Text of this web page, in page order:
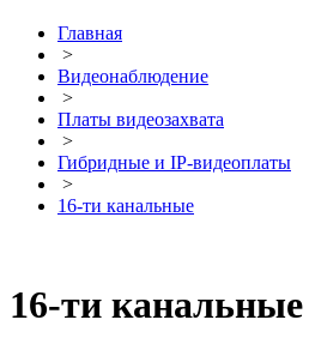
Главная
>
Видеонаблюдение
>
Платы видеозахвата
>
Гибридные и IP-видеоплаты
>
16-ти канальные
16-ти канальные